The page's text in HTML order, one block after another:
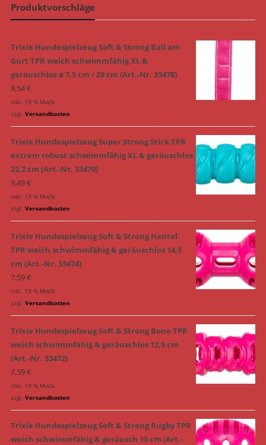
Produktvorschläge
Trixie Hundespielzeug Soft & Strong Ball am
Gurt TPR weich schwimmfähig XL &
geräuschlos ø 7,5 cm / 29 cm (Art.-Nr. 33478)
8,54€
inkl. 19 % MwSt.
zzgl. Versandkosten
Trixie Hundespielzeug Super Strong Stick TPR
extrem robust schwimmfähig XL & geräuschlos
22,2 cm (Art.-Nr. 33470)
9,49€
inkl. 19 % MwSt.
zzgl. Versandkosten
Trixie Hundespielzeug Soft & Strong Hantel
TPR weich schwimmfähig & geräuschlos 14,5
cm (Art.-Nr. 33474)
7,59€
inkl. 19 % MwSt.
zzgl. Versandkosten
Trixie Hundespielzeug Soft & Strong Bone TPR
weich schwimmfähig & geräuschlos 12,5 cm
(Art.-Nr. 33472)
7,59€
inkl. 19 % MwSt.
zzgl. Versandkosten
Trixie Hundespielzeug Soft & Strong Rugby TPR
weich schwimmfähig & geräusch 10 cm (Art.-